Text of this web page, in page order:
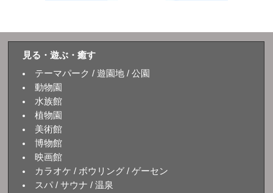
見る・遊ぶ・癒す
テーマパーク / 遊園地 / 公園
動物園
水族館
植物園
美術館
博物館
映画館
カラオケ / ボウリング / ゲーセン
スパ / サウナ / 温泉